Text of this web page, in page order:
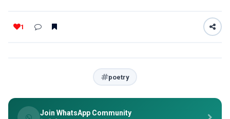
1
poetry
Join WhatsApp Community